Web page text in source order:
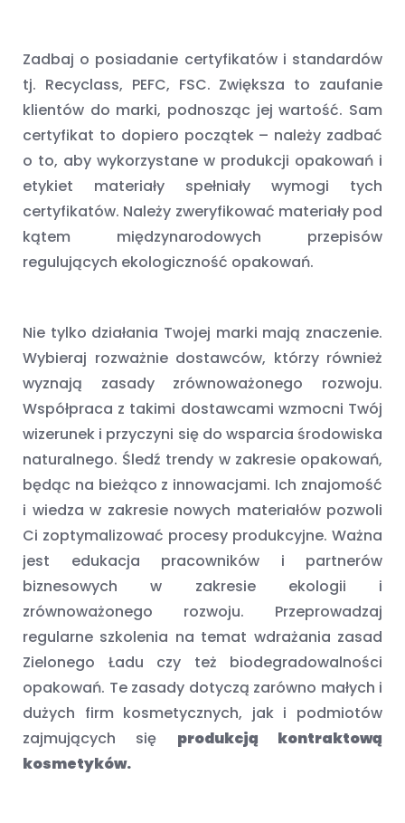
Zadbaj o posiadanie certyfikatów i standardów
tj. Recyclass, PEFC, FSC. Zwiększa to zaufanie
klientów do marki, podnosząc jej wartość. Sam
certyfikat to dopiero początek – należy zadbać
o to, aby wykorzystane w produkcji opakowań i
etykiet materiały spełniały wymogi tych
certyfikatów. Należy zweryfikować materiały pod
kątem międzynarodowych przepisów
regulujących ekologiczność opakowań.
Nie tylko działania Twojej marki mają znaczenie.
Wybieraj rozważnie dostawców, którzy również
wyznają zasady zrównoważonego rozwoju.
Współpraca z takimi dostawcami wzmocni Twój
wizerunek i przyczyni się do wsparcia środowiska
naturalnego. Śledź trendy w zakresie opakowań,
będąc na bieżąco z innowacjami. Ich znajomość
i wiedza w zakresie nowych materiałów pozwoli
Ci zoptymalizować procesy produkcyjne. Ważna
jest edukacja pracowników i partnerów
biznesowych w zakresie ekologii i
zrównoważonego rozwoju. Przeprowadzaj
regularne szkolenia na temat wdrażania zasad
Zielonego Ładu czy też biodegradowalności
opakowań. Te zasady dotyczą zarówno małych i
dużych firm kosmetycznych, jak i podmiotów
zajmujących się produkcją kontraktową
kosmetyków.